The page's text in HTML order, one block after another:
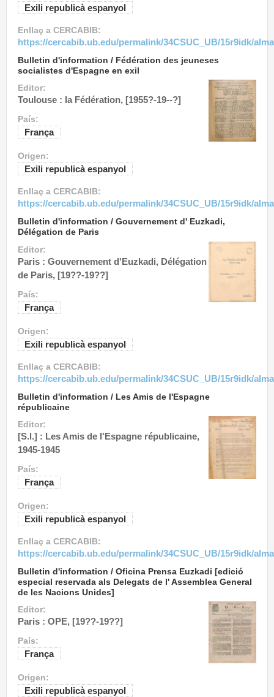
Exili republicà espanyol
Enllaç a CERCABIB:
https://cercabib.ub.edu/permalink/34CSUC_UB/15r9idk/
Bulletin d'information / Fédération des jeuneses
socialistes d'Espagne en exil
Editor:
Toulouse : la Fédération, [1955?-19--?]
País:
França
Origen:
Exili republicà espanyol
Enllaç a CERCABIB:
https://cercabib.ub.edu/permalink/34CSUC_UB/15r9idk/
Bulletin d'information / Gouvernement d' Euzkadi,
Délégation de Paris
Editor:
Paris : Gouvernement d'Euzkadi, Délégation
de Paris, [19??-19??]
País:
França
Origen:
Exili republicà espanyol
Enllaç a CERCABIB:
https://cercabib.ub.edu/permalink/34CSUC_UB/15r9idk/
Bulletin d'information / Les Amis de l'Espagne
républicaine
Editor:
[S.l.] : Les Amis de l'Espagne républicaine,
1945-1945
País:
França
Origen:
Exili republicà espanyol
Enllaç a CERCABIB:
https://cercabib.ub.edu/permalink/34CSUC_UB/15r9idk/
Bulletin d'information / Oficina Prensa Euzkadi [edició
especial reservada als Delegats de l' Assemblea General
de les Nacions Unides]
Editor:
Paris : OPE, [19??-19??]
País:
França
Origen:
Exili republicà espanyol